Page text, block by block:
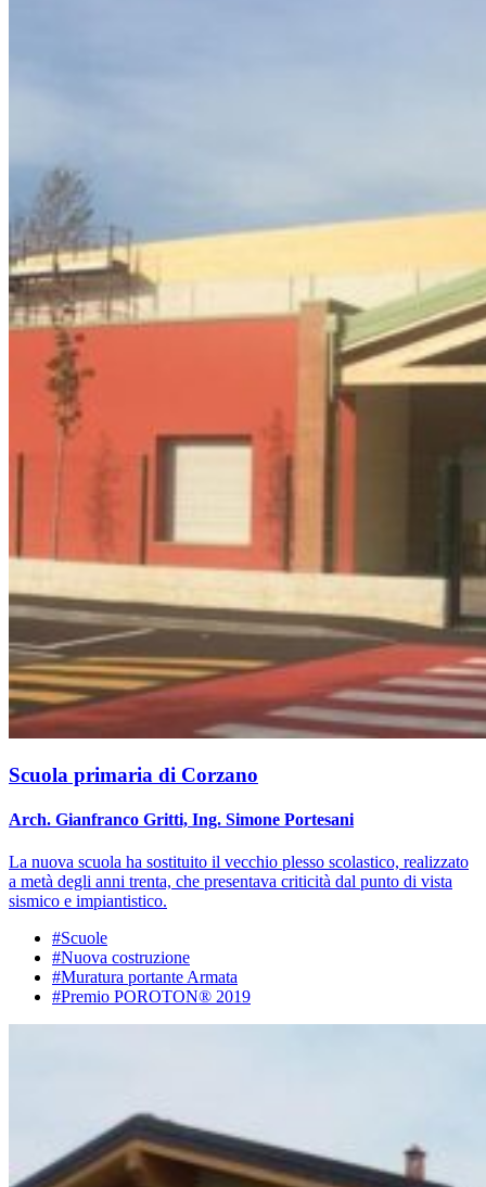
Scuola primaria di Corzano
Arch. Gianfranco Gritti, Ing. Simone Portesani
La nuova scuola ha sostituito il vecchio plesso scolastico, realizzato
a metà degli anni trenta, che presentava criticità dal punto di vista
sismico e impiantistico.
#Scuole
#Nuova costruzione
#Muratura portante Armata
#Premio POROTON® 2019